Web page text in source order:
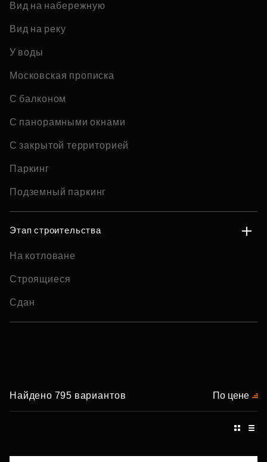
Вид на набережную
Вид на реку
У воды
Московская прописка
С балконом
С панорамными окнами
С закрытой территорией
Паркинг
Подземный паркинг
Этап строительства
На котловане
Строящиеся
Сдан
Найдено 795 вариантов По цене